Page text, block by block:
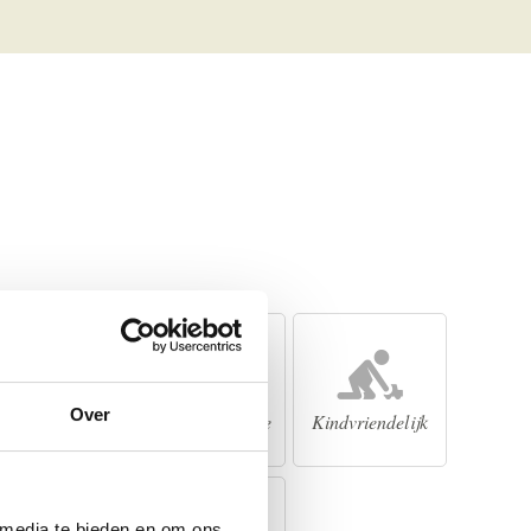
Over
Verwarming Familie vakantie Kindvriendelijk